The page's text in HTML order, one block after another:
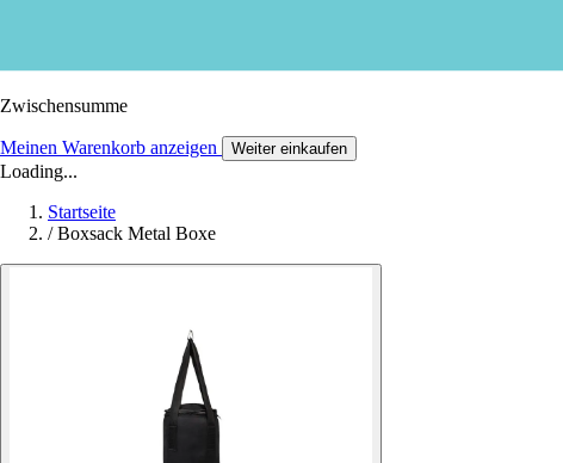
Zwischensumme
Meinen Warenkorb anzeigen Weiter einkaufen
Loading...
Startseite
/ Boxsack Metal Boxe